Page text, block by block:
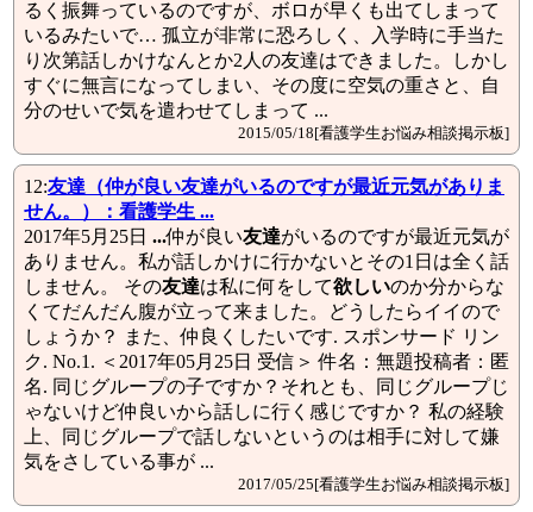
るく振舞っているのですが、ボロが早くも出てしまって
いるみたいで… 孤立が非常に恐ろしく、入学時に手当た
り次第話しかけなんとか2人の友達はできました。しかし
すぐに無言になってしまい、その度に空気の重さと、自
分のせいで気を遣わせてしまって ...
2015/05/18[看護学生お悩み相談掲示板]
12:友達 （仲が良い友達がいるのですが最近元気がありま
せん。）：看護学生 ...
2017年5月25日 ...仲が良い友達がいるのですが最近元気が
ありません。私が話しかけに行かないとその1日は全く話
しません。 その友達は私に何をして欲しいのか分からな
くてだんだん腹が立って来ました。どうしたらイイので
しょうか？ また、仲良くしたいです. スポンサード リン
ク. No.1. ＜2017年05月25日 受信＞ 件名：無題投稿者：匿
名. 同じグループの子ですか？それとも、同じグループじ
ゃないけど仲良いから話しに行く感じですか？ 私の経験
上、同じグループで話しないというのは相手に対して嫌
気をさしている事が ...
2017/05/25[看護学生お悩み相談掲示板]